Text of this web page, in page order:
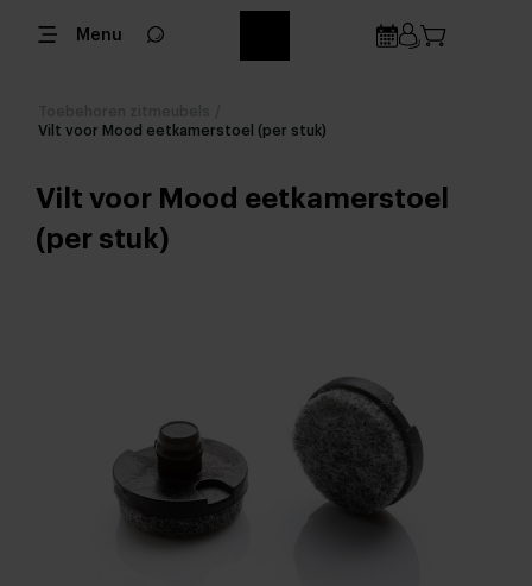
Menu
Vilt voor Mood eetkamerstoel (per stuk)
Vilt voor Mood eetkamerstoel
(per stuk)